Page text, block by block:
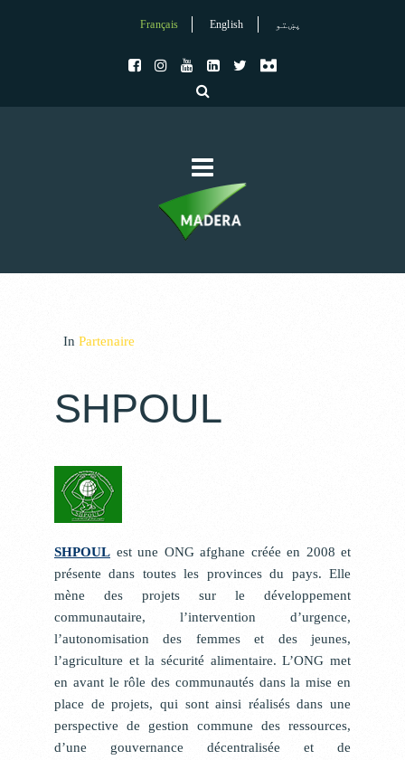
Français English پښتو
In Partenaire
SHPOUL
SHPOUL est une ONG afghane créée en 2008 et
présente dans toutes les provinces du pays. Elle
mène des projets sur le développement
communautaire, l’intervention d’urgence,
l’autonomisation des femmes et des jeunes,
l’agriculture et la sécurité alimentaire. L’ONG met
en avant le rôle des communautés dans la mise en
place de projets, qui sont ainsi réalisés dans une
perspective de gestion commune des ressources,
d’une gouvernance décentralisée et de